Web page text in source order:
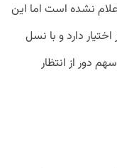
نشده است اما این
را در اختیار دارد و با نسل
این سهم دور از انتظار